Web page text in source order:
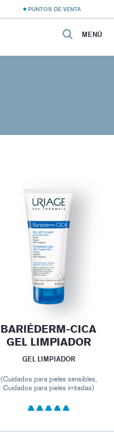
PUNTOS DE VENTA
MENÚ
BARIÉDERM-CICA
GEL LIMPIADOR
GEL LIMPIADOR
(Cuidados para pieles sensibles,
Cuidados para pieles irritadas)